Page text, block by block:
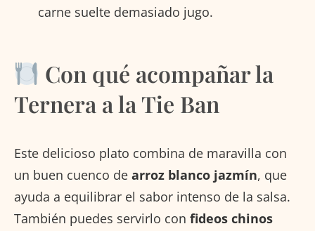
carne suelte demasiado jugo.
Con qué acompañar la
Ternera a la Tie Ban
Este delicioso plato combina de maravilla con
un buen cuenco de arroz blanco jazmín, que
ayuda a equilibrar el sabor intenso de la salsa.
También puedes servirlo con fideos chinos